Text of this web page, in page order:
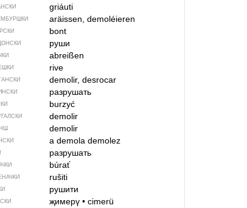
griáuti
aräissen, demoléieren
bont
руши
abreißen
rive
demolir, desrocar
разрушать
burzyć
demolir
demolir
a demolademolez
разрушать
búrať
rušiti
рушити
җимерү• cimerü